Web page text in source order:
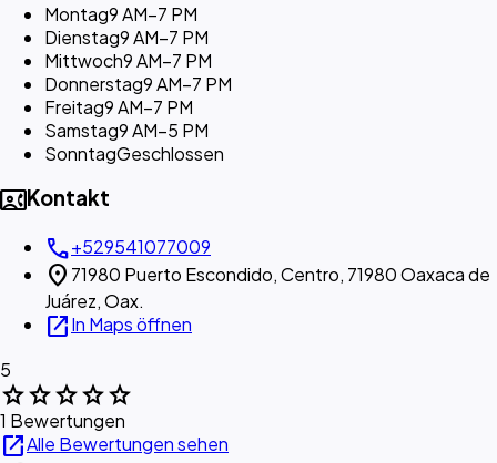
Montag9 AM–7 PM
Dienstag9 AM–7 PM
Mittwoch9 AM–7 PM
Donnerstag9 AM–7 PM
Freitag9 AM–7 PM
Samstag9 AM–5 PM
SonntagGeschlossen
contact_phoneKontakt
call+529541077009
location_on 71980 Puerto Escondido, Centro, 71980 Oaxaca de
Juárez, Oax.
open_in_newIn Maps öffnen
5
starstarstarstarstar
1 Bewertungen
open_in_newAlle Bewertungen sehen